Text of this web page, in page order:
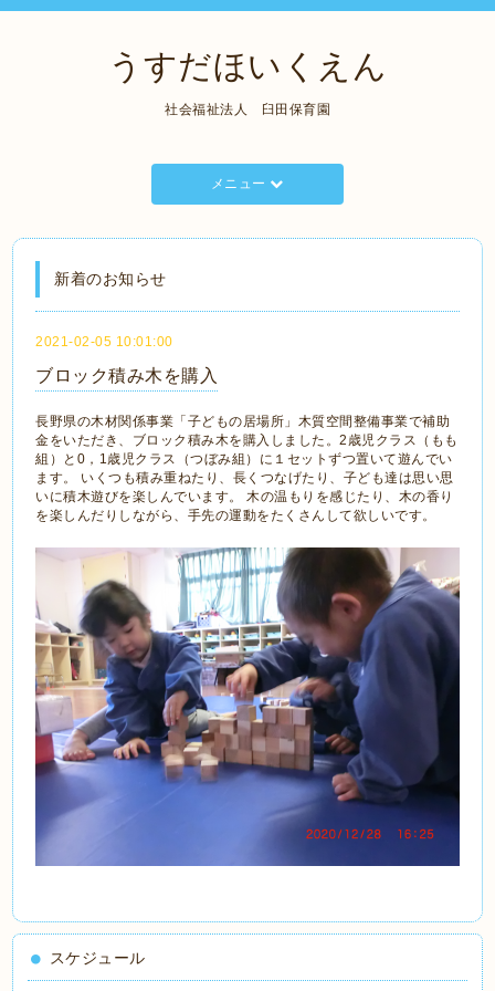
うすだほいくえん
社会福祉法人 臼田保育園
メニュー
新着のお知らせ
2021-02-05 10:01:00
ブロック積み木を購入
長野県の木材関係事業「子どもの居場所」木質空間整備事業で補助
金をいただき、ブロック積み木を購入しました。2歳児クラス（もも
組）と0，1歳児クラス（つぼみ組）に１セットずつ置いて遊んでい
ます。 いくつも積み重ねたり、長くつなげたり、子ども達は思い思
いに積木遊びを楽しんでいます。 木の温もりを感じたり、木の香り
を楽しんだりしながら、手先の運動をたくさんして欲しいです。
スケジュール